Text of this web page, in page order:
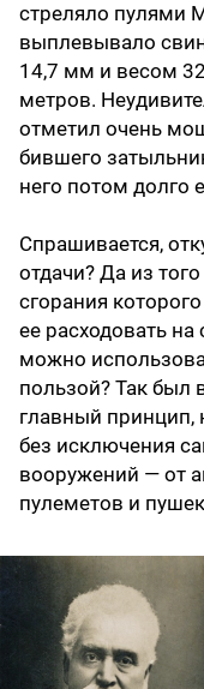
стреляло пулями
выплевывало
14,7 мм и весом
метров.
отметил очень
бившего
него потом долго
Спрашивается,
отдачи? Да из
сгорания
ее расходовать на
можно
пользой? Так был
главный принцип,
без исключения
вооружений — от
пулеметов и